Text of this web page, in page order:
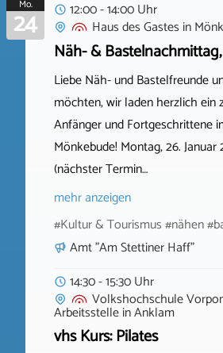
Mo.
24
12:00 - 14:00 Uhr
Haus des Gastes in
Näh- &
Liebe Näh- und Bastelfreunde
möchten, wir laden herzlich
Anfänger und Fortgeschrittene
Mönkebude! Montag, 26.
(nächster Termin…
mehr anzeigen
#Kultur & Tourismus #nähen
Amt "Am Stettiner Haff"
14:30 - 15:30 Uhr
Volkshochschule
ArbeitsstelleinAnklam
vhs Kurs: Pilates